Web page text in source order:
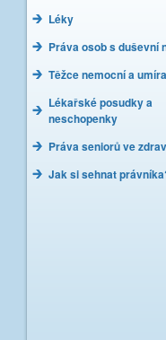
Léky
Práva osob s duševní
Těžce nemocní a
Lékařské posudky a
neschopenky
Práva seniorů ve
Jak si sehnat